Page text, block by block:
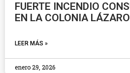
FUERTE INCENDIO
EN LA COLONIA
LEER MÁS »
enero 29, 2026